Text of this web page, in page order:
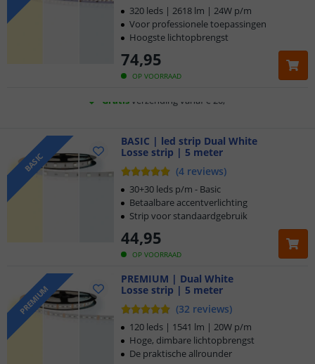
OP VOORRAAD
74,95
320 leds | 2618 lm | 24W p/m
Voor professionele toepassingen
Hoogste lichtopbrengst
Voor 23:45 uur besteld,morgen in huis
5 jaar garantie
Gratis verzending vanaf € 20,-
Klantbeoordeling 9.1
Voor 23:45 uur besteld,morgen in huis
BASIC
BASIC | led strip Dual White
Losse strip | 5 meter
(4 reviews)
OP VOORRAAD
44,95
30+30 leds p/m - Basic
Betaalbare accentverlichting
Strip voor standaardgebruik
PREMIUM
PREMIUM | Dual White
Losse strip | 5 meter
(32 reviews)
120 leds | 1541 lm | 20W p/m
Hoge, dimbare lichtopbrengst
De praktische allrounder